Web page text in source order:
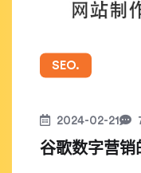
SEO.
2024-02-21
谷歌数字营销